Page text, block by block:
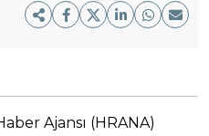
Ajansı (HRANA)